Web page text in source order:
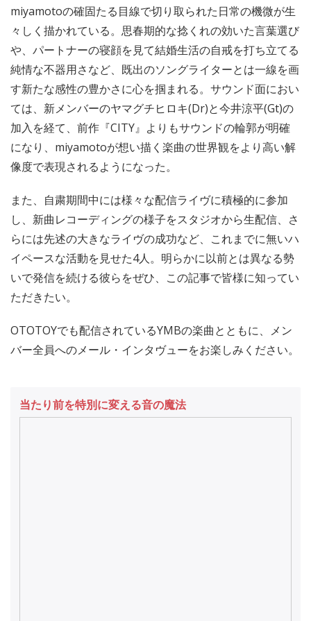
miyamotoの確固たる目線で切り取られた日常の機微が生
々しく描かれている。思春期的な捻くれの効いた言葉選び
や、パートナーの寝顔を見て結婚生活の自戒を打ち立てる
純情な不器用さなど、既出のソングライターとは一線を画
す新たな感性の豊かさに心を掴まれる。サウンド面におい
ては、新メンバーのヤマグチヒロキ(Dr)と今井涼平(Gt)の
加入を経て、前作『CITY』よりもサウンドの輪郭が明確
になり、miyamotoが想い描く楽曲の世界観をより高い解
像度で表現されるようになった。
また、自粛期間中には様々な配信ライヴに積極的に参加
し、新曲レコーディングの様子をスタジオから生配信、さ
らには先述の大きなライヴの成功など、これまでに無いハ
イペースな活動を見せた4人。明らかに以前とは異なる勢
いで発信を続ける彼らをぜひ、この記事で皆様に知ってい
ただきたい。
OTOTOYでも配信されているYMBの楽曲とともに、メン
バー全員へのメール・インタヴューをお楽しみください。
当たり前を特別に変える音の魔法